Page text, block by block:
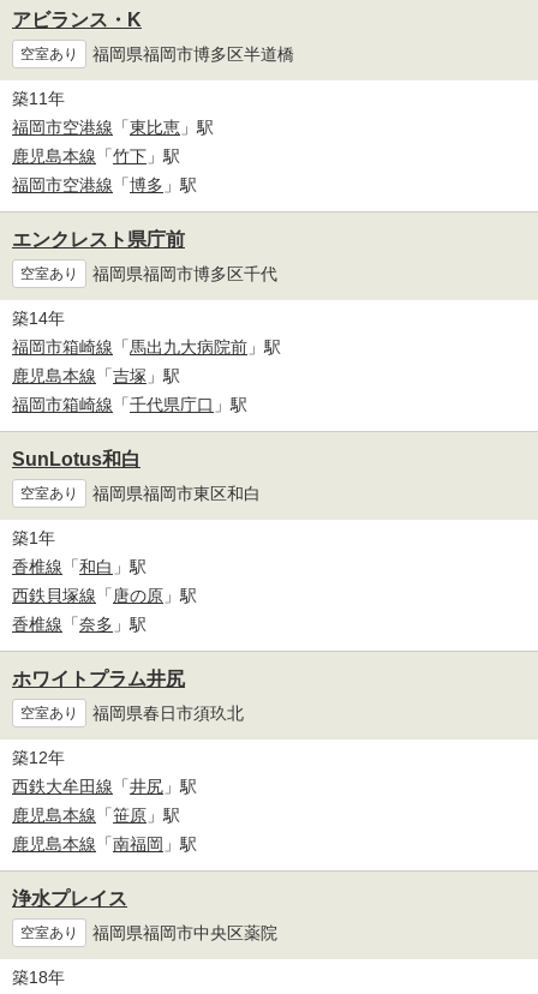
アビランス・K
空室あり 福岡県福岡市博多区半道橋
築11年
福岡市空港線 「東比恵 」駅
鹿児島本線 「竹下 」駅
福岡市空港線 「博多 」駅
エンクレスト県庁前
空室あり 福岡県福岡市博多区千代
築14年
福岡市箱崎線 「馬出九大病院前 」駅
鹿児島本線 「吉塚 」駅
福岡市箱崎線 「千代県庁口 」駅
SunLotus和白
空室あり 福岡県福岡市東区和白
築1年
香椎線 「和白 」駅
西鉄貝塚線 「 唐の原 」駅
香椎線 「奈多 」駅
ホワイトプラム井尻
空室あり 福岡県春日市須玖北
築12年
西鉄大牟田線 「井尻 」駅
鹿児島本線 「笹原 」駅
鹿児島本線 「南福岡 」駅
浄水プレイス
空室あり 福岡県福岡市中央区薬院
築18年